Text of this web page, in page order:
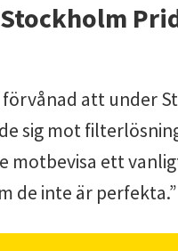
förvånad att under
sig mot
motbevisa ett
de inte är perfekta.”